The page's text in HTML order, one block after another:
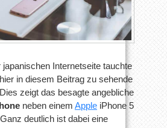
japanischen Internetseite tauchte
in diesem Beitrag zu sehende
zeigt das besagte angebliche
neben einem Apple iPhone 5
deutlich ist dabei eine